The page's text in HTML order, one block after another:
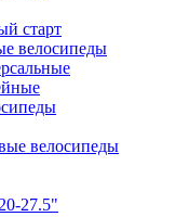
старт
велосипеды
велосипеды
27.5"